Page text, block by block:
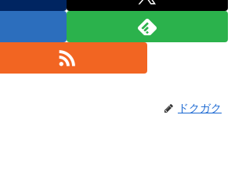
ドクガク